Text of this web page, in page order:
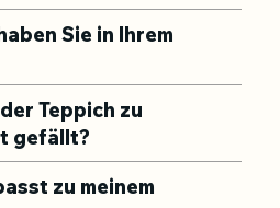
Sie in Ihrem
Teppich zu
gefällt?
zu meinem